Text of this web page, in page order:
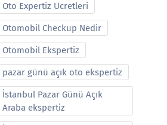
Oto Expertiz Ucretleri
Otomobil Checkup Nedir
Otomobil Ekspertiz
pazar günü açık oto ekspertiz
İstanbul Pazar Günü Açık
Araba ekspertiz